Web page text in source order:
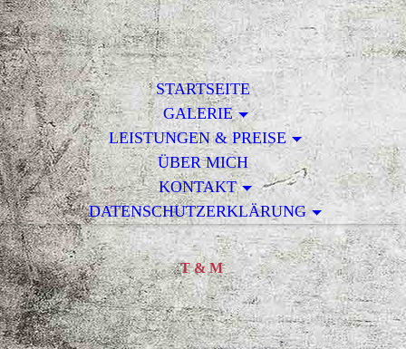
STARTSEITE
GALERIE
LEISTUNGEN & PREISE
ÜBER MICH
KONTAKT
DATENSCHUTZERKLÄRUNG
T & M